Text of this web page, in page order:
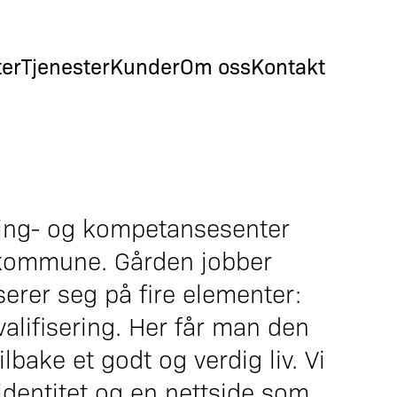
TjenesterKunderOm ossKontakt
og kompetansesenter
Gården jobber
seg på fire elementer:
Her får man den
et godt og verdig liv. Vi